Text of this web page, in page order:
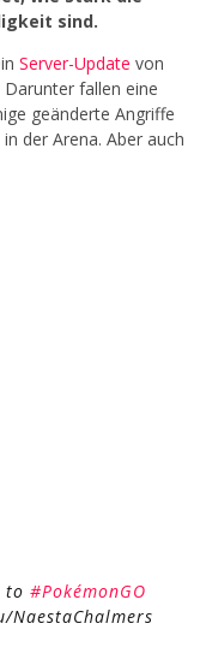
sind.
Server-Update von
fallen eine
geänderte Angriffe
der Arena. Aber auch
to #PokémonGO
NaestaChalmers